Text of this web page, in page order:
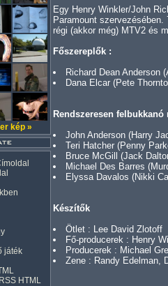
kép »
játék
RSS HTML
Egy Henry Winkler/John
Paramount
régi (akkor még) MTV2 és
Főszereplők :
Richard Dean Anderson
Dana Elcar (Pete
Rendszeresen
John Anderson (Harry
Teri Hatcher (Penny
Bruce McGill (Jack
Michael Des Barres
Elyssa Davalos (Nikki
Készítők
Ötlet : Lee David Zlotoff
Fő-producerek : Henry
Producerek : Michael
Zene : Randy Edelman,